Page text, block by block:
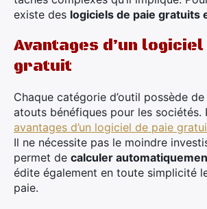
existe des logiciels de paie gratuits
Avantages d’un
gratuit
Chaque catégorie d’outil possède
atouts bénéfiques pour les sociétés.
avantages d’un logiciel de paie
Il ne nécessite pas le moindre
permet de calculer
édite également en toute simplicité
paie.